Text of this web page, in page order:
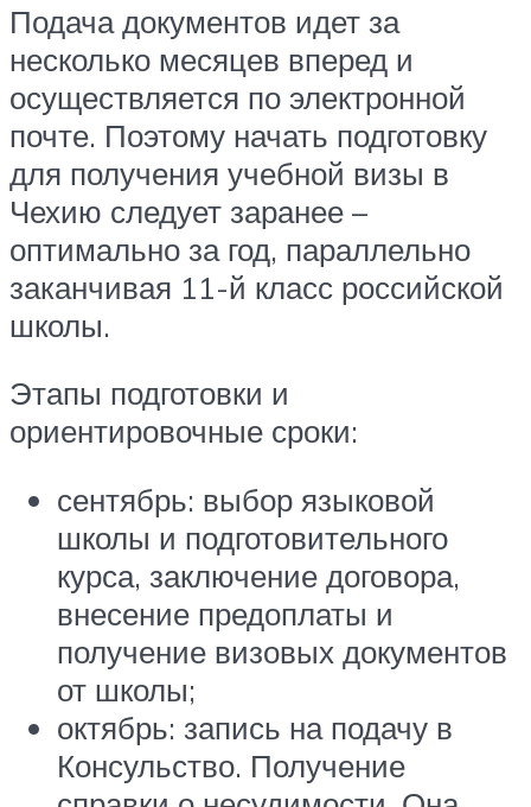
Подача документов идет за
несколько месяцев вперед и
осуществляется по электронной
почте. Поэтому начать подготовку
для получения учебной визы в
Чехию следует заранее –
оптимально за год, параллельно
заканчивая 11-й класс российской
школы.
Этапы подготовки и
ориентировочные сроки:
сентябрь: выбор языковой
школы и подготовительного
курса, заключение договора,
внесение предоплаты и
получение визовых документов
от школы;
октябрь: запись на подачу в
Консульство. Получение